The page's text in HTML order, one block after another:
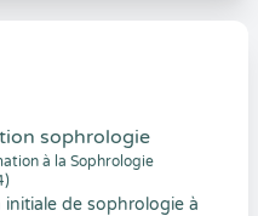
sophrologie
à la Sophrologie
de sophrologie à